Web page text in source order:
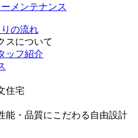
メンテナンス
の流れ
スについて
ッフ紹介
住宅
能・品質にこだわる自由設計